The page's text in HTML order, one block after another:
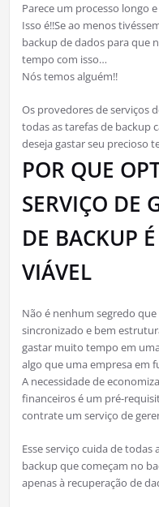
Parece um processo longo
Isso é!!Se ao menos
backup de dados para que
tempo com isso…
Nós temos alguém!!
Os provedores de serviços
todas as tarefas de backup
deseja gastar seu precioso
POR QUE
SERVIÇO DE
DE BACKUP
VIÁVEL
Não é nenhum segredo
sincronizado e bem
gastar muito tempo em
algo que uma empresa em
A necessidade de
financeiros é um pré-
contrate um serviço de
Esse serviço cuida de
backup que começam no
apenas à recuperação de